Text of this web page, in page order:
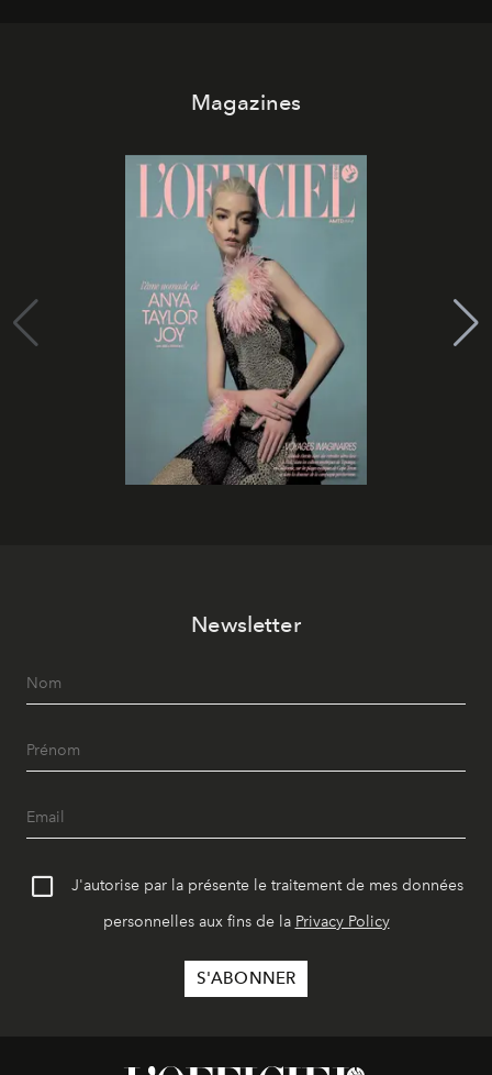
Magazines
Newsletter
J'autorise par la présente le traitement de mes données
personnelles aux fins de la Privacy Policy